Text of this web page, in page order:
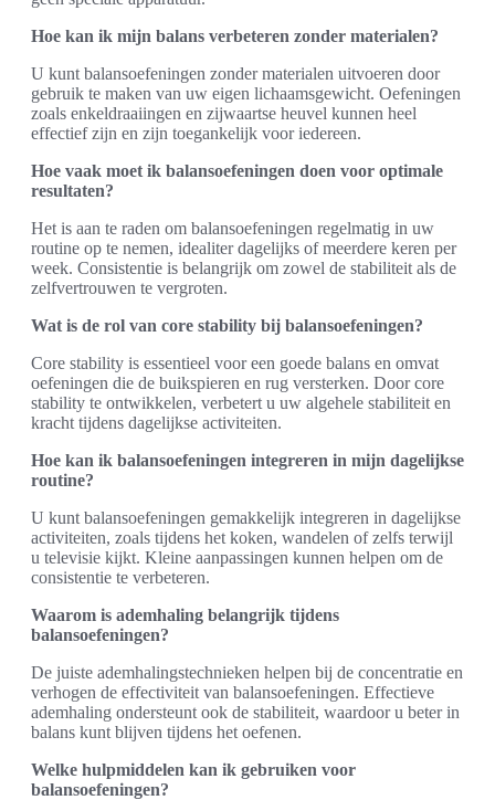
Hoe kan ik mijn balans verbeteren zonder materialen?
U kunt balansoefeningen zonder materialen uitvoeren door
gebruik te maken van uw eigen lichaamsgewicht. Oefeningen
zoals enkeldraaiingen en zijwaartse heuvel kunnen heel
effectief zijn en zijn toegankelijk voor iedereen.
Hoe vaak moet ik balansoefeningen doen voor optimale
resultaten?
Het is aan te raden om balansoefeningen regelmatig in uw
routine op te nemen, idealiter dagelijks of meerdere keren per
week. Consistentie is belangrijk om zowel de stabiliteit als de
zelfvertrouwen te vergroten.
Wat is de rol van core stability bij balansoefeningen?
Core stability is essentieel voor een goede balans en omvat
oefeningen die de buikspieren en rug versterken. Door core
stability te ontwikkelen, verbetert u uw algehele stabiliteit en
kracht tijdens dagelijkse activiteiten.
Hoe kan ik balansoefeningen integreren in mijn dagelijkse
routine?
U kunt balansoefeningen gemakkelijk integreren in dagelijkse
activiteiten, zoals tijdens het koken, wandelen of zelfs terwijl
u televisie kijkt. Kleine aanpassingen kunnen helpen om de
consistentie te verbeteren.
Waarom is ademhaling belangrijk tijdens
balansoefeningen?
De juiste ademhalingstechnieken helpen bij de concentratie en
verhogen de effectiviteit van balansoefeningen. Effectieve
ademhaling ondersteunt ook de stabiliteit, waardoor u beter in
balans kunt blijven tijdens het oefenen.
Welke hulpmiddelen kan ik gebruiken voor
balansoefeningen?